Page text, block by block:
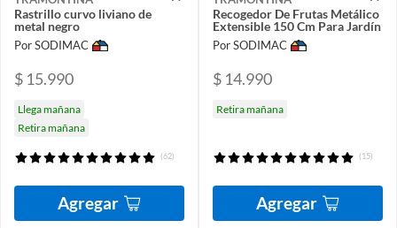
Rastrillo curvo liviano de
metal negro
Por SODIMAC
$ 15.990
Llega mañana
Retira mañana
(62)
Agregar
Recogedor De Frutas Metálico
Extensible 150 Cm Para Jardín
Por SODIMAC
$ 14.990
Retira mañana
(15)
Agregar